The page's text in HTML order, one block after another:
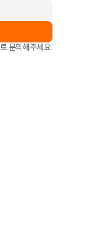
로 문의해주세요.